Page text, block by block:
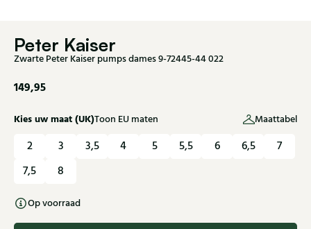
Peter Kaiser
Zwarte Peter Kaiser pumps dames 9-72445-44 022
149,95
Kies uw maat (UK)Toon EU maten Maattabel
2 3 3,5 4 5 5,5 6 6,5
7
7,5
8
Op voorraad